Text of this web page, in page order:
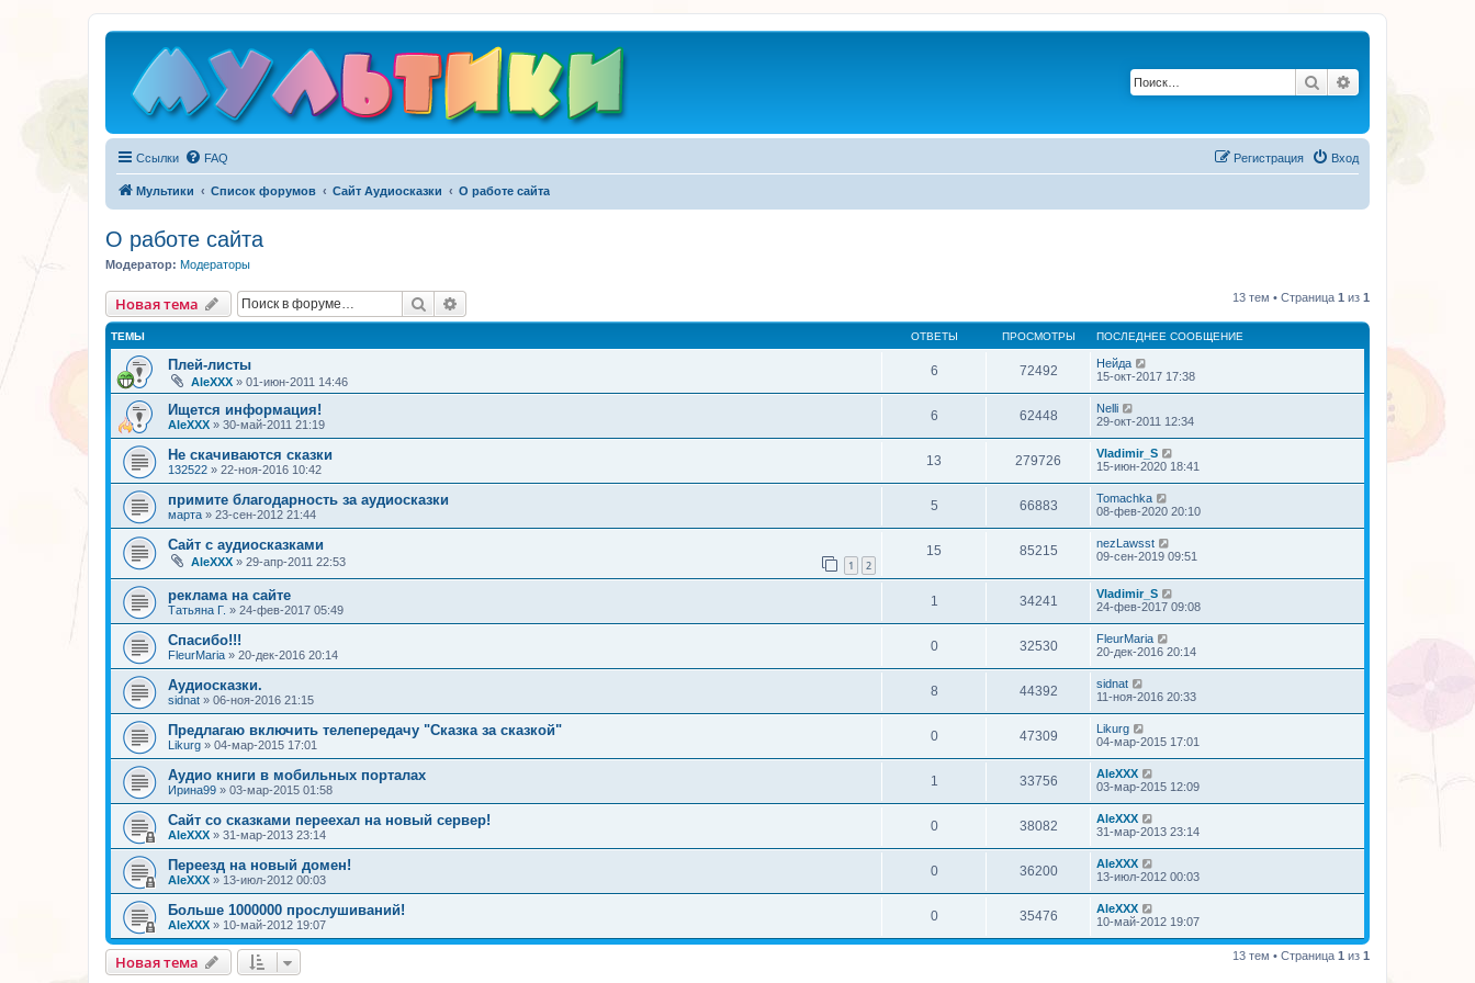
Поиск
Ссылки FAQ Вход
Регистрация
Мультики Список форумов Сайт Аудиосказки О работе сайта
О работе сайта
Модератор: Модераторы
Новая тема Поиск 13 тем • Страница 1 из 1
ТЕМЫ ОТВЕТЫ ПРОСМОТРЫ ПОСЛЕДНЕЕ СООБЩЕНИЕ
Плей-листы
AleXXX » 01-июн-2011 14:46
6 72492
Нейда
15-окт-2017 17:38
Ищется информация!
AleXXX » 30-май-2011 21:19
6 62448
Nelli
29-окт-2011 12:34
Не скачиваются сказки
132522 » 22-ноя-2016 10:42
13 279726
Vladimir_S
15-июн-2020 18:41
примите благодарность за аудиосказки
марта » 23-сен-2012 21:44
5 66883
Tomachka
08-фев-2020 20:10
Сайт с аудиосказками
AleXXX » 29-апр-2011 22:53 1 2
15 85215
nezLawsst
09-сен-2019 09:51
реклама на сайте
Татьяна Г. » 24-фев-2017 05:49
1 34241
Vladimir_S
24-фев-2017 09:08
Спасибо!!!
FleurMaria » 20-дек-2016 20:14
0 32530
FleurMaria
20-дек-2016 20:14
Аудиосказки.
sidnat » 06-ноя-2016 21:15
8 44392
sidnat
11-ноя-2016 20:33
Предлагаю включить телепередачу "Сказка за сказкой"
Likurg » 04-мар-2015 17:01
0 47309
Likurg
04-мар-2015 17:01
Аудио книги в мобильных порталах
Ирина99 » 03-мар-2015 01:58
1 33756
AleXXX
03-мар-2015 12:09
Сайт со сказками переехал на новый сервер!
AleXXX » 31-мар-2013 23:14
0 38082
AleXXX
31-мар-2013 23:14
Переезд на новый домен!
AleXXX » 13-июл-2012 00:03
0 36200
AleXXX
13-июл-2012 00:03
Больше 1000000 прослушиваний!
AleXXX » 10-май-2012 19:07
0 35476
AleXXX
10-май-2012 19:07
Новая тема 13 тем • Страница 1 из 1